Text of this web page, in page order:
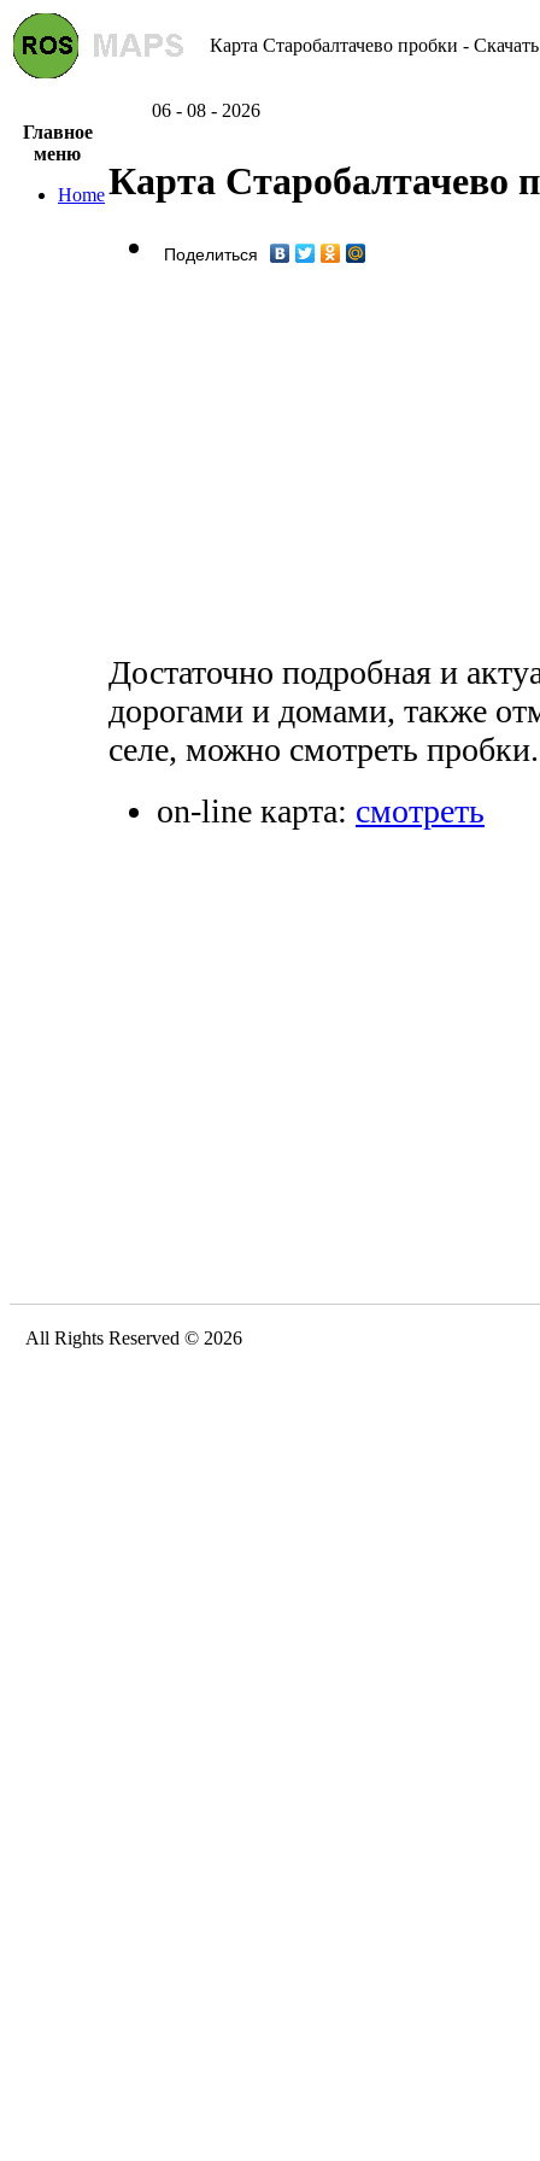
Карта Старобалтачево пробки -
06 - 08 - 2026
Главное
меню
HomeКарта Старобалтачево
Поделиться
Достаточно подробная и
дорогами и домами, также
селе, можно смотреть пробки.
on-line карта: смотреть
All Rights Reserved © 2026